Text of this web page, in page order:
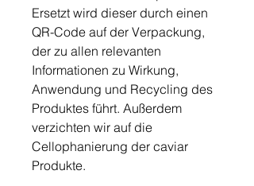
Ersetzt wird dieser durch einen
QR-Code auf der Verpackung,
der zu allen relevanten
Informationen zu Wirkung,
Anwendung und Recycling des
Produktes führt. Außerdem
verzichten wir auf die
Cellophanierung der caviar
Produkte.